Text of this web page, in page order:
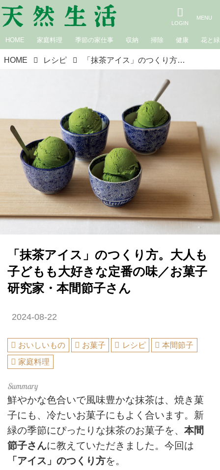
HOME 家庭料理 季節の家仕事 収納 掃除 健康 花と緑
HOME レシピ 「抹茶アイス」のつくり方。大人も子どもも大好きな定番の味／お菓子研究家・本間節子さん
「抹茶アイス」のつくり方。大人も
子どもも大好きな定番の味／お菓子
研究家・本間節子さん
2024-08-22
おいしいもの お菓子 レシピ
本間節子
家庭料理
鮮やかな色合いで風味豊かな抹茶は、焼き菓
子にも、冷たいお菓子にもよく合います。新
緑の季節にぴったりな抹茶のお菓子を、 本間
節子さんに教えていただきました。今回は
「アイス」のつくり方を。